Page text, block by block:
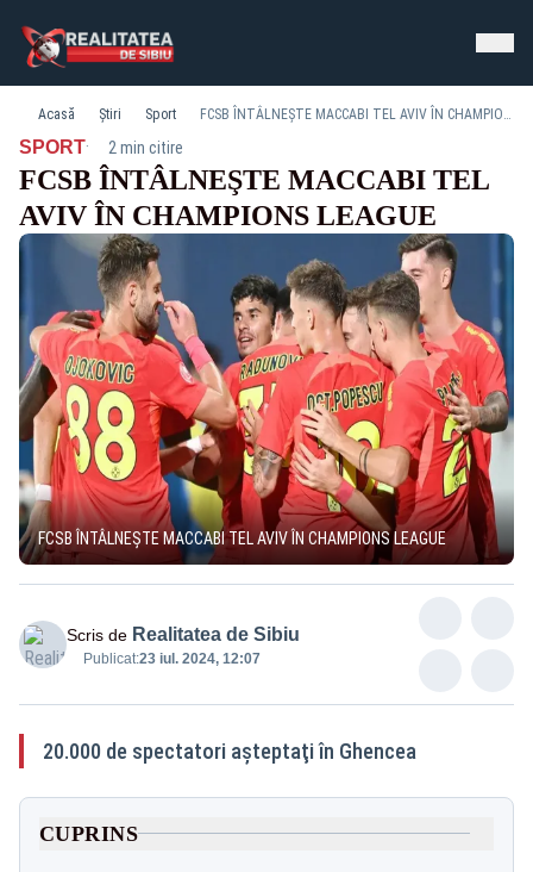
Acasă Știri Sport FCSB ÎNTÂLNEŞTE MACCABI TEL AVIV ÎN CHAMPIONS LEAGUE
SPORT· 2 min citire
FCSB ÎNTÂLNEŞTE MACCABI TEL
AVIV ÎN CHAMPIONS LEAGUE
FCSB ÎNTÂLNEŞTE MACCABI TEL AVIV ÎN CHAMPIONS LEAGUE
Scris de Realitatea de Sibiu
Publicat:23 iul. 2024, 12:07
20.000 de spectatori aşteptaţi în Ghencea
CUPRINS